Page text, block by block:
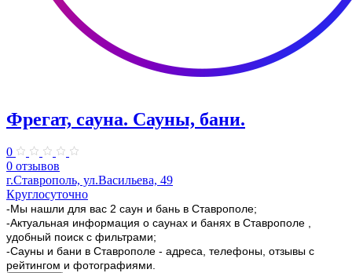
Фрегат, сауна. Сауны, бани.
0
0 отзывов
г.Ставрополь, ул.Васильева, 49
Круглосуточно
-Мы нашли для вас 2 саун и бань в Ставрополе;
-Актуальная информация о саунах и банях в Ставрополе ,
удобный поиск с фильтрами;
-Сауны и бани в Ставрополе - адреса, телефоны, отзывы с
рейтингом и фотографиями.